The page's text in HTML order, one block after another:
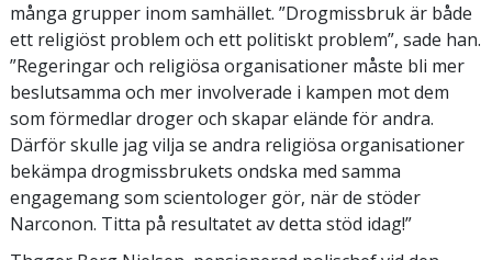
många grupper inom samhället. ”Drogmissbruk är både
ett religiöst problem och ett politiskt problem”, sade han.
”Regeringar och religiösa organisationer måste bli mer
beslutsamma och mer involverade i kampen mot dem
som förmedlar droger och skapar elände för andra.
Därför skulle jag vilja se andra religiösa organisationer
bekämpa drogmissbrukets ondska med samma
engagemang som scientologer gör, när de stöder
Narconon. Titta på resultatet av detta stöd idag!”